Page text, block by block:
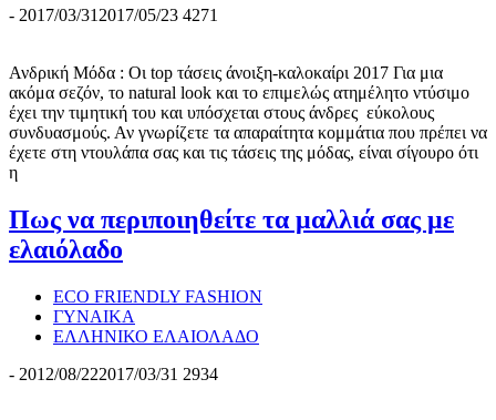
- 2017/03/31 2017/05/23 4271
Ανδρική Μόδα : Οι top τάσεις άνοιξη-καλοκαίρι 2017 Για μια
ακόμα σεζόν, το natural look και το επιμελώς ατημέλητο ντύσιμο
έχει την τιμητική του και υπόσχεται στους άνδρες εύκολους
συνδυασμούς. Αν γνωρίζετε τα απαραίτητα κομμάτια που πρέπει να
έχετε στη ντουλάπα σας και τις τάσεις της μόδας, είναι σίγουρο ότι
η
Πως να περιποιηθείτε τα μαλλιά σας με
ελαιόλαδο
ECO FRIENDLY FASHION
ΓΥΝΑΙΚΑ
ΕΛΛΗΝΙΚΟ ΕΛΑΙΟΛΑΔΟ
- 2012/08/222017/03/31 2934